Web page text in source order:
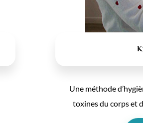
Une méthode
toxines du corps et